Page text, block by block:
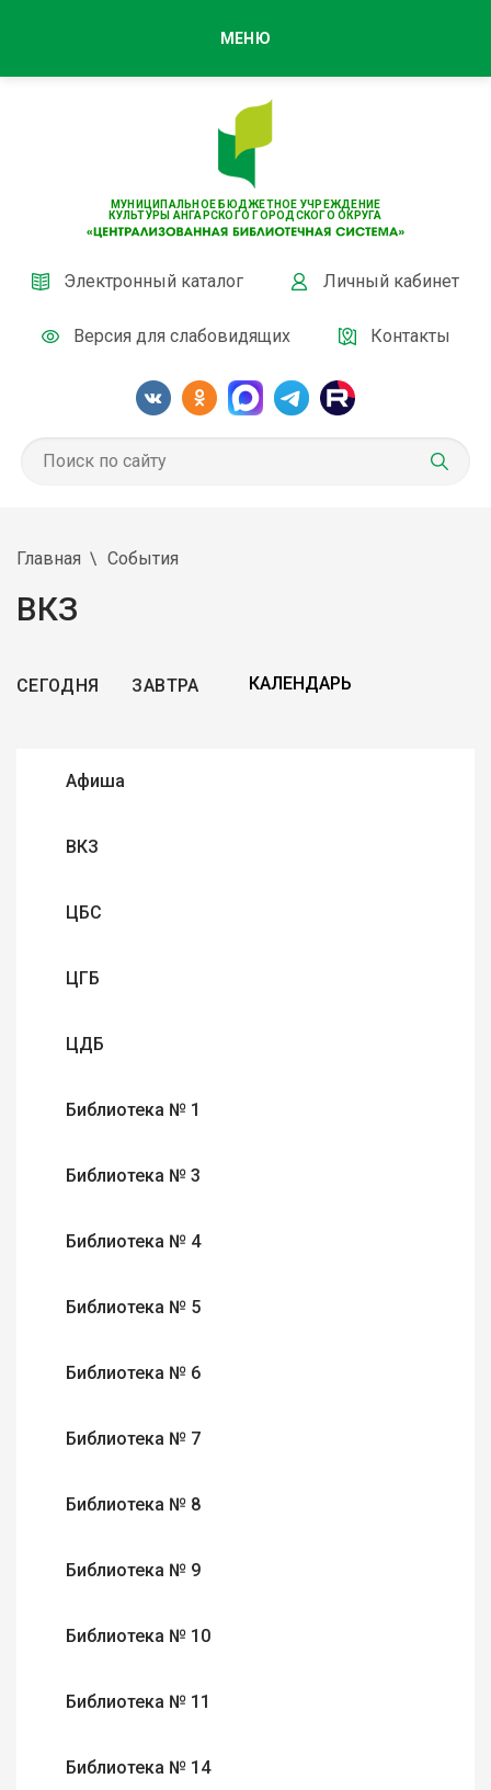
МУНИЦИПАЛЬНОЕ БЮДЖЕТНОЕ УЧРЕЖДЕНИЕ
КУЛЬТУРЫ АНГАРСКОГО ГОРОДСКОГО ОКРУГА
Электронный каталог Личный кабинет
Версия для слабовидящих Контакты
МЕНЮ
Главная События
ВКЗ
СЕГОДНЯ ЗАВТРА
Афиша
ВКЗ
ЦБС
ЦГБ
ЦДБ
Библиотека № 1
Библиотека № 3
Библиотека № 4
Библиотека № 5
Библиотека № 6
Библиотека № 7
Библиотека № 8
Библиотека № 9
Библиотека № 10
Библиотека № 11
Библиотека № 14